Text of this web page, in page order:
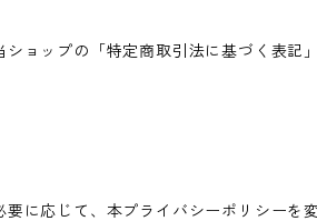
ョップの「特定商取引法に基づく表記
に応じて、本プライバシーポリシーを